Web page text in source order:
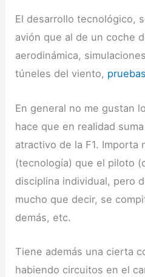
El desarrollo tecnológico,
avión que al de un coche
aerodinámica,
túneles del viento, pruebas
En general no me gustan
hace que en realidad
atractivo de la F1. Importa
(tecnología) que el piloto
disciplina individual, pero
mucho que decir, se
demás, etc.
Tiene además una cierta
habiendo circuitos en el